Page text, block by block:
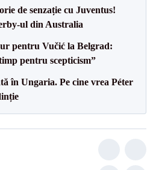
de senzație cu Juventus!
ul din Australia
pentru Vučić la Belgrad:
pentru scepticism”
în Ungaria. Pe cine vrea Péter